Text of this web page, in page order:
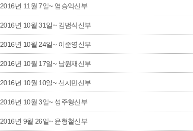
2016년 11월 7일~ 염승익신부
2016년 10월 31일~ 김범식신부
2016년 10월 24일~ 이준영신부
2016년 10월 17일~ 남원재신부
2016년 10월 10일~ 선지민신부
2016년 10월 3일~ 성주형신부
2016년 9월 26일~ 윤형철신부